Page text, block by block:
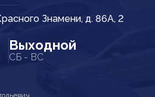
Знамени, д. 86А, 2
Выходной
СБ - ВС